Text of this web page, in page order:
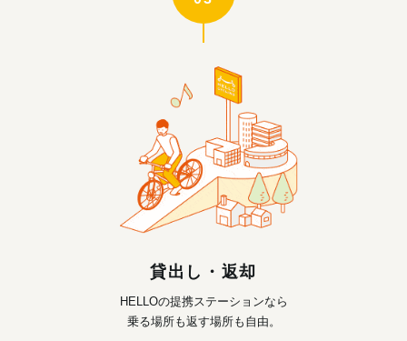
貸出し・返却
HELLOの提携ステーションなら
乗る場所も返す場所も自由。